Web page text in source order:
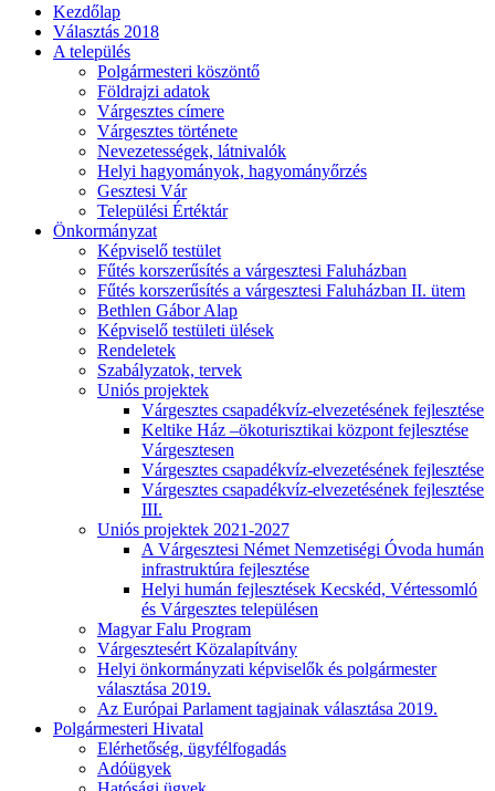
Kezdőlap
Választás 2018
A település
Polgármesteri köszöntő
Földrajzi adatok
Várgesztes címere
Várgesztes története
Nevezetességek, látnivalók
Helyi hagyományok, hagyományőrzés
Gesztesi Vár
Települési Értéktár
Önkormányzat
Képviselő testület
Fűtés korszerűsítés a várgesztesi Faluházban
Fűtés korszerűsítés a várgesztesi Faluházban II. ütem
Bethlen Gábor Alap
Képviselő testületi ülések
Rendeletek
Szabályzatok, tervek
Uniós projektek
Várgesztes csapadékvíz-elvezetésének fejlesztése
Keltike Ház –ökoturisztikai központ fejlesztése
Várgesztesen
Várgesztes csapadékvíz-elvezetésének fejlesztése
Várgesztes csapadékvíz-elvezetésének fejlesztése
III.
Uniós projektek 2021-2027
A Várgesztesi Német Nemzetiségi Óvoda humán
infrastruktúra fejlesztése
Helyi humán fejlesztések Kecskéd, Vértessomló
és Várgesztes településen
Magyar Falu Program
Várgesztesért Közalapítvány
Helyi önkormányzati képviselők és polgármester
választása 2019.
Az Európai Parlament tagjainak választása 2019.
Polgármesteri Hivatal
Elérhetőség, ügyfélfogadás
Adóügyek